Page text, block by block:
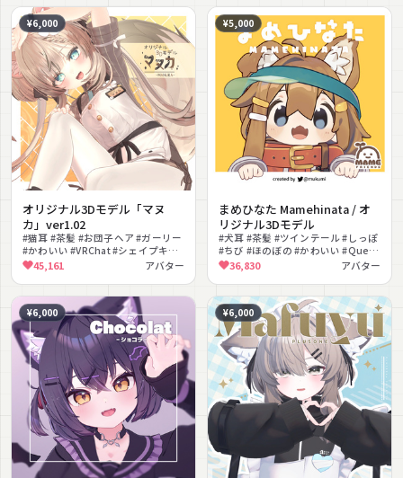
¥6,000
オリジナル3Dモデル「マヌ
カ」ver1.02
#猫耳 #茶髪 #お団子ヘア #ガーリー
#かわいい #VRChat #シェイプキー
#VRM対応 #編み込み #ナチュラル
45,161 アバター
¥5,000
まめひなた Mamehinata / オ
リジナル3Dモデル
#犬耳 #茶髪 #ツインテール #しっぽ
#ちび #ほのぼの #かわいい #Quest
対応 #サンバイザー #なでなでギミ
36,830 アバター
¥6,000 ¥6,000